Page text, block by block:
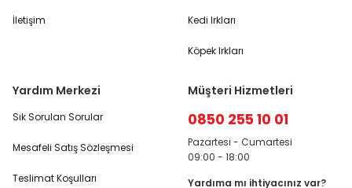
İletişim Kedi Irkları
Köpek Irkları
Yardım Merkezi
Sık Sorulan Sorular
Mesafeli Satış Sözleşmesi
Teslimat Koşulları
Müşteri Hizmetleri
0850 255 10 01
Pazartesi - Cumartesi
09:00 - 18:00
Yardıma mı ihtiyacınız var?